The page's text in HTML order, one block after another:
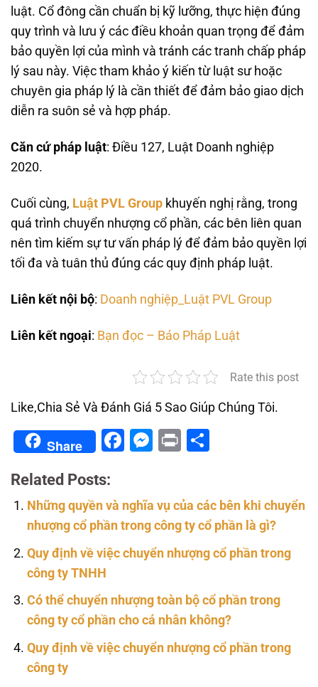
luật. Cổ đông cần chuẩn bị kỹ lưỡng, thực hiện đúng
quy trình và lưu ý các điều khoản quan trọng để đảm
bảo quyền lợi của mình và tránh các tranh chấp pháp
lý sau này. Việc tham khảo ý kiến từ luật sư hoặc
chuyên gia pháp lý là cần thiết để đảm bảo giao dịch
diễn ra suôn sẻ và hợp pháp.
Căn cứ pháp luật: Điều 127, Luật Doanh nghiệp
2020.
Cuối cùng, Luật PVL Group khuyến nghị rằng, trong
quá trình chuyển nhượng cổ phần, các bên liên quan
nên tìm kiếm sự tư vấn pháp lý để đảm bảo quyền lợi
tối đa và tuân thủ đúng các quy định pháp luật.
Liên kết nội bộ: Doanh nghiệp_Luật PVL Group
Liên kết ngoại: Bạn đọc – Báo Pháp Luật
Rate this post
Like,Chia Sẻ Và Đánh Giá 5 Sao Giúp Chúng Tôi.
Share Facebook
Messenger
Print
Related Posts:
Những quyền và nghĩa vụ của các bên khi chuyển
nhượng cổ phần trong công ty cổ phần là gì?
Quy định về việc chuyển nhượng cổ phần trong
công ty TNHH
Có thể chuyển nhượng toàn bộ cổ phần trong
công ty cổ phần cho cá nhân không?
Quy định về việc chuyển nhượng cổ phần trong
công ty